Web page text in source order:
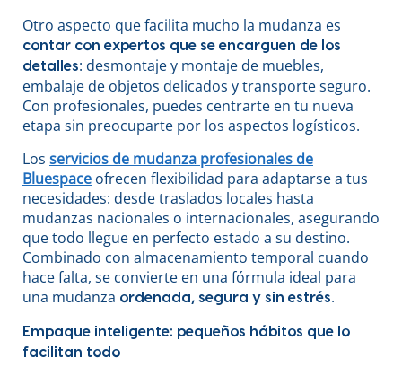
Otro aspecto que facilita mucho la mudanza es
contar con expertos que se encarguen de los
detalles: desmontaje y montaje de muebles,
embalaje de objetos delicados y transporte seguro.
Con profesionales, puedes centrarte en tu nueva
etapa sin preocuparte por los aspectos logísticos.
Los servicios de mudanza profesionales de
Bluespace ofrecen flexibilidad para adaptarse a tus
necesidades: desde traslados locales hasta
mudanzas nacionales o internacionales, asegurando
que todo llegue en perfecto estado a su destino.
Combinado con almacenamiento temporal cuando
hace falta, se convierte en una fórmula ideal para
una mudanza ordenada, segura y sin estrés.
Empaque inteligente: pequeños hábitos que lo
facilitan todo